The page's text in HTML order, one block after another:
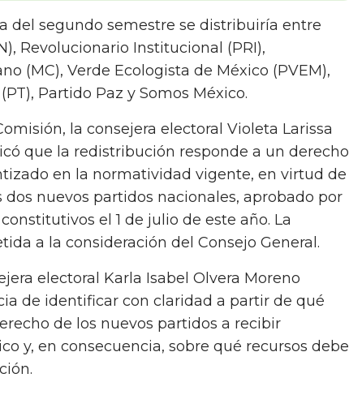
del segundo semestre se distribuiría entre
Revolucionario Institucional (PRI),
(MC), Verde Ecologista de México (PVEM),
Partido Paz y Somos México.
la consejera electoral Violeta Larissa
que la redistribución responde a un derecho
en la normatividad vigente, en virtud de
nuevos partidos nacionales, aprobado por
el 1 de julio de este año. La
a la consideración del Consejo General.
electoral Karla Isabel Olvera Moreno
de identificar con claridad a partir de qué
de los nuevos partidos a recibir
y, en consecuencia, sobre qué recursos debe